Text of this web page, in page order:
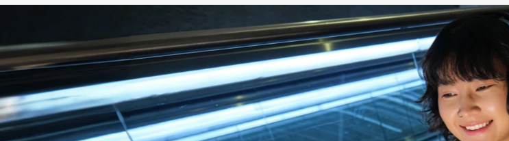
de nieuwste ontwikkelingen op het
gebied van AI, automatisering en
cloud computing om slimme,
efficiënte en toekomstbestendige
systemen te ontwikkelen.